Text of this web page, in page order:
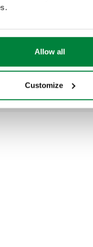
Allow all
Customize
Valvul by-pass
rregullueshme me